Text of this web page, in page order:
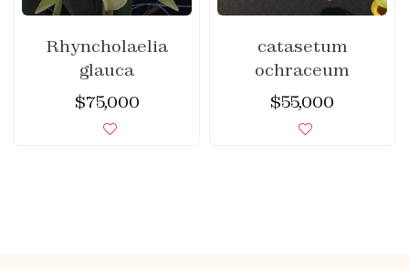
Rhyncholaelia
glauca
$75,000
catasetum
ochraceum
$55,000